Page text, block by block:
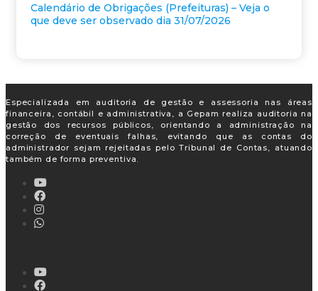
Calendário de Obrigações (Prefeituras) – Veja o
que deve ser observado dia 31/07/2026
Especializada em auditoria de gestão e assessoria nas áreas
financeira, contábil e administrativa, a Gepam realiza auditoria na
gestão dos recursos públicos, orientando a administração na
correção de eventuais falhas, evitando que as contas do
administrador sejam rejeitadas pelo Tribunal de Contas, atuando
também de forma preventiva.